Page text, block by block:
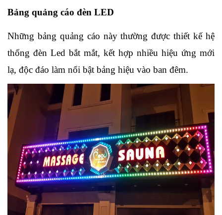
Bảng quảng cáo đèn LED
Những bảng quảng cáo này thường được thiết kế hệ
thống đèn Led bắt mắt, kết hợp nhiều hiệu ứng mới
lạ, độc đáo làm nổi bật bảng hiệu vào ban đêm.